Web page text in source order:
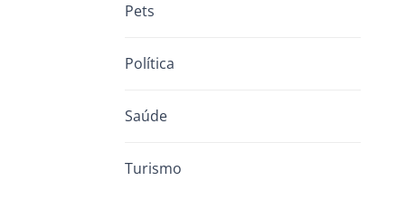
Pets
Política
Saúde
Turismo